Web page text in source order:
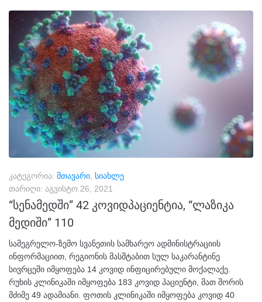
კატეგორია: მთავარი სიახლე
თარიღი: აგვისტო 26, 2021
“სენამედში” 42 კოვიდპაციენტია, “ლაზიკა
მედიში” 110
სამეგრელო-ზემო სვანეთის სამხარეო ადმინისტრაციის
ინფორმაციით, რეგიონის მასშტაბით სულ საკარანტინე
სივრცეში იმყოფება 14 კოვიდ ინფიცირებული მოქალაქე.
რუხის კლინიკაში იმყოფება 183 კოვიდ პაციენტი, მათ შორის
მძიმე 49 ადამიანი. ფოთის კლინიკაში იმყოფება კოვიდ 40